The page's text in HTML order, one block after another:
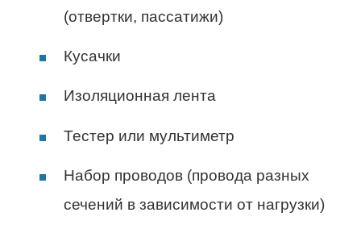
(отвертки, пассатижи)
Кусачки
Изоляционная лента
Тестер или мультиметр
Набор проводов (провода разных
сечений в зависимости от нагрузки)